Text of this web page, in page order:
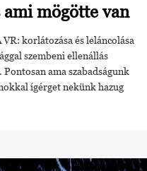
ami mögötte van
korlátozása és leláncolása
szembeni ellenállás
ama szabadságunk
ígérget nekünk hazug